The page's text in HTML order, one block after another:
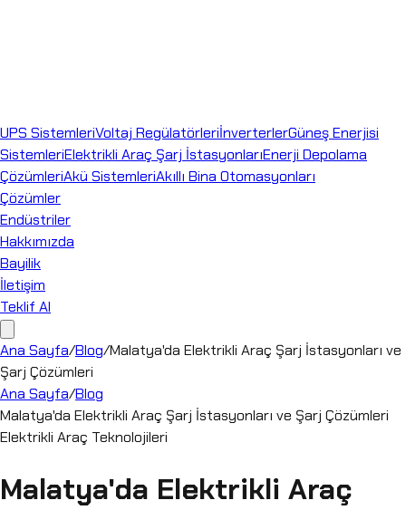
UPS SistemleriVoltaj RegülatörleriİnverterlerGüneş Enerjisi
SistemleriElektrikli Araç Şarj İstasyonlarıEnerji Depolama
ÇözümleriAkü SistemleriAkıllı Bina Otomasyonları
Çözümler
Endüstriler
Hakkımızda
Bayilik
İletişim
Teklif Al
Ana Sayfa/Blog/Malatya'da Elektrikli Araç Şarj İstasyonları ve
Şarj Çözümleri
Ana Sayfa/Blog
Malatya'da Elektrikli Araç Şarj İstasyonları ve Şarj Çözümleri
Elektrikli Araç Teknolojileri
Malatya'da Elektrikli Araç